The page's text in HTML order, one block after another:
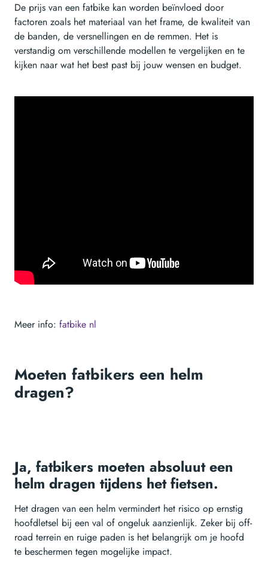
De prijs van een fatbike kan worden beïnvloed door
factoren zoals het materiaal van het frame, de kwaliteit van
de banden, de versnellingen en de remmen. Het is
verstandig om verschillende modellen te vergelijken en te
kijken naar wat het best past bij jouw wensen en budget.
Meer info: fatbike nl
Moeten fatbikers een helm
dragen?
Ja, fatbikers moeten absoluut een
helm dragen tijdens het fietsen.
Het dragen van een helm vermindert het risico op ernstig
hoofdletsel bij een val of ongeluk aanzienlijk. Zeker bij off-
road terrein en ruige paden is het belangrijk om je hoofd
te beschermen tegen mogelijke impact.